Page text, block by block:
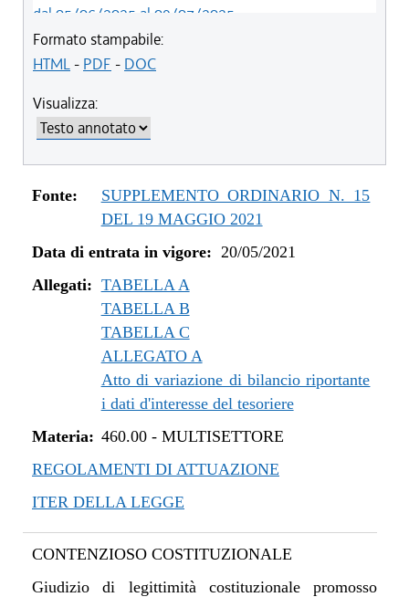
dal 05/06/2025 al 09/07/2025
dal 14/05/2024 al 04/06/2025
dal 12/08/2023 al 13/05/2024
dal 04/08/2022 al 31/12/2022
dal 14/06/2022 al 03/08/2022
dal 01/01/2022 al 13/06/2022
dal 10/12/2021 al 31/12/2021
dal 06/11/2021 al 09/12/2021
dal 20/05/2021 al 11/08/2021
Formato stampabile:
HTML- PDF - DOC
Visualizza:
Fonte:
SUPPLEMENTO ORDINARIO N. 15
DEL 19 MAGGIO 2021
Data di entrata in vigore: 20/05/2021
Allegati: TABELLA A
TABELLA B
TABELLA C
ALLEGATO A
Atto di variazione di bilancio riportante
i dati d'interesse del tesoriere
Materia: 460.00- MULTISETTORE
REGOLAMENTI DI ATTUAZIONE
ITER DELLA LEGGE
CONTENZIOSO COSTITUZIONALE
Giudizio di legittimità costituzionale promosso